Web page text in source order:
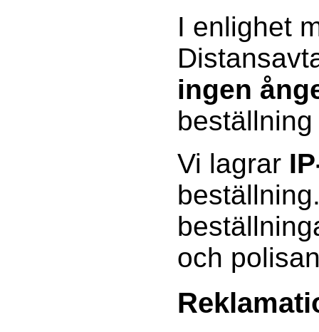
I enlighet
ingen
Vi lagrar
och